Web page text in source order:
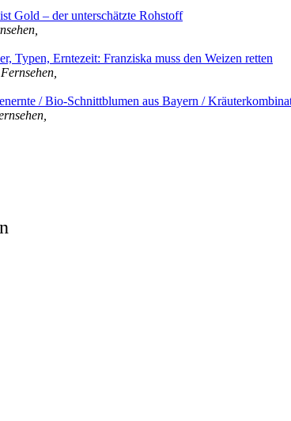
Gold – der unterschätzte Rohstoff
Typen, Erntezeit: Franziska muss den Weizen retten
/​ Bio-Schnittblumen aus Bayern /​